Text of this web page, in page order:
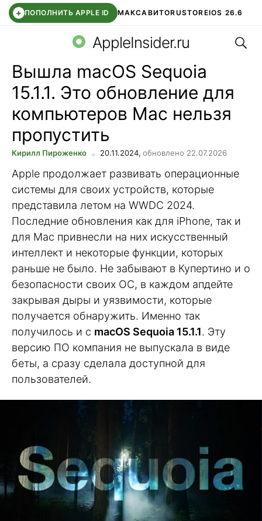
+ ПОПОЛНИТЬ APPLE ID МАКСАВИТОRUSTOREIOS 26.6
СБЕР КИДС ВТБ ОНЛАЙН ЧАТ В ROBLOX
AppleInsider.ru
Вышла macOS Sequoia
15.1.1. Это обновление для
компьютеров Mac нельзя
пропустить
Кирилл Пироженко 20.11.2024, обновлено 22.07.2026
Apple продолжает развивать операционные
системы для своих устройств, которые
представила летом на WWDC 2024.
Последние обновления как для iPhone, так и
для Mac привнесли на них искусственный
интеллект и некоторые функции, которых
раньше не было. Не забывают в Купертино и о
безопасности своих ОС, в каждом апдейте
закрывая дыры и уязвимости, которые
получается обнаружить. Именно так
получилось и с macOS Sequoia 15.1.1. Эту
версию ПО компания не выпускала в виде
беты, а сразу сделала доступной для
пользователей.